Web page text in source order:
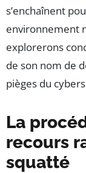
s’enchaînent
environnement
explorerons
de son nom de
pièges du
La
recours
squatté